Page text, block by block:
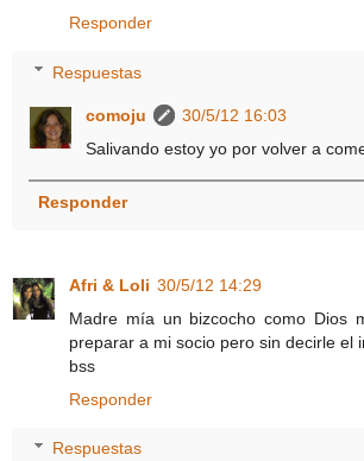
Responder
Respuestas
comoju
30/5/12 16:03
Salivando estoy yo por volver a
Responder
Afri & Loli 30/5/12 14:29
Madre mía un bizcocho como Dios
preparar a mi socio pero sin decirle el
bss
Responder
Respuestas